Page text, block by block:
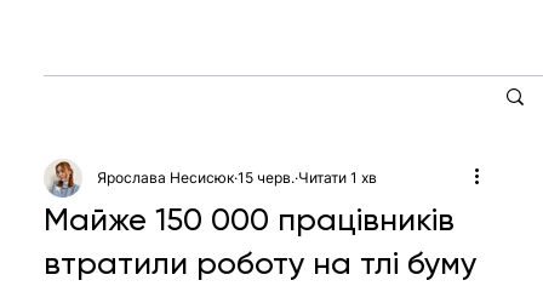
Майже 150 000 працівників
втратили роботу на тлі буму
Ярослава Несисюк 15 черв. Читати 1 хв